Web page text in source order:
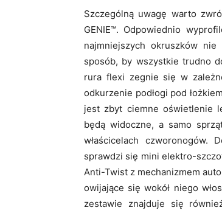
Szczególną uwagę warto
GENIE™. Odpowiednio
najmniejszych okruszków
sposób, by wszystkie trudno
rura flexi zegnie się w
odkurzenie podłogi pod
jest zbyt ciemne oświetlenie
będą widoczne, a samo
właścicelach
sprawdzi się mini elektro-
Anti-Twist z mechanizmem
owijające się wokół niego
zestawie znajduje się